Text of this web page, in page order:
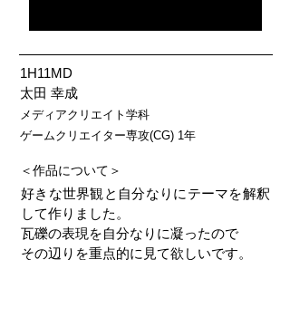
1H11MD
太田 幸成
メディアクリエイト学科
ゲームクリエイター専攻(CG) 1年
＜作品について＞
好きな世界観と自分なりにテーマを解釈
して作りました。
瓦礫の表現を自分なりに凝ったので
その辺りを重点的に見て欲しいです。